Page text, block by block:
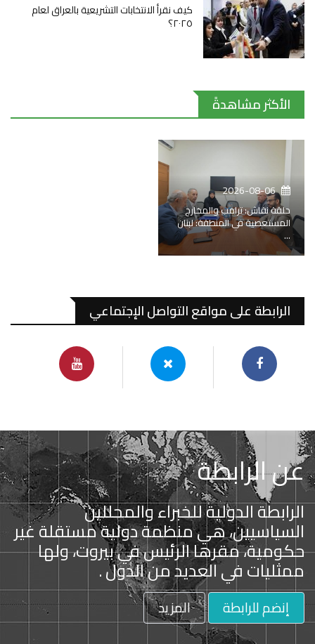
كيف نقرأ الانتخابات التشريعية بالعراق لعام
٢٠٢٥؟
الأكثر مشاهدةً
2026-08-06
حلقة نقاش: ترامب والمخارج
المستعصية في المنطقة: لبنان
...
الرابطة على مواقع التواصل الإجتماعي
عن الرابطة
الرابطة الدولیة للخبراء والمحللین
السیاسیین، هي منظمة دولیة مستقلة غیر
حكومیة، مقرها الرئيس في بيروت، ولها
ممثليات في العديد من الدول .
إنضم للرابطة المزيد